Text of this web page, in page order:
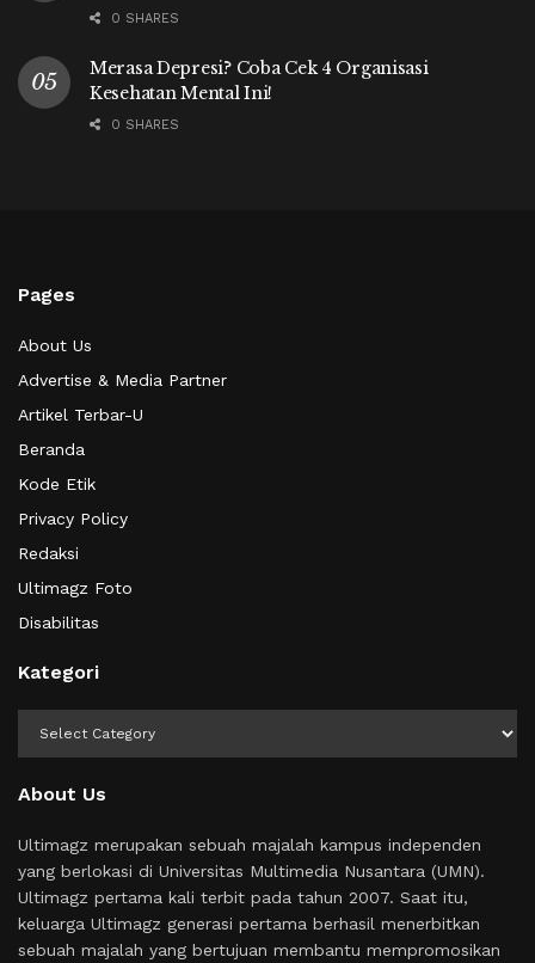
0 SHARES
Merasa Depresi? Coba Cek 4 Organisasi
Kesehatan Mental Ini!
0 SHARES
Pages
About Us
Advertise & Media Partner
Artikel Terbar-U
Beranda
Kode Etik
Privacy Policy
Redaksi
Ultimagz Foto
Disabilitas
Kategori
About Us
Ultimagz merupakan sebuah majalah kampus independen
yang berlokasi di Universitas Multimedia Nusantara (UMN).
Ultimagz pertama kali terbit pada tahun 2007. Saat itu,
keluarga Ultimagz generasi pertama berhasil menerbitkan
sebuah majalah yang bertujuan membantu mempromosikan